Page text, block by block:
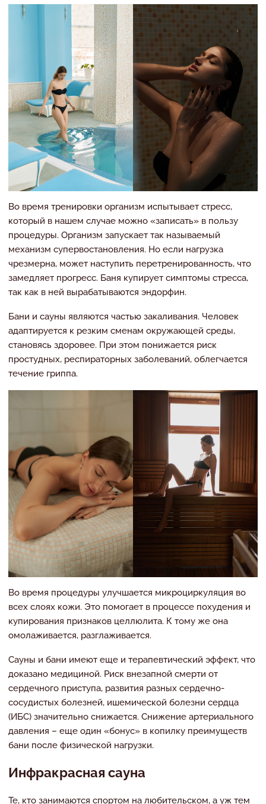
Во время тренировки организм испытывает стресс,
который в нашем случае можно «записать» в пользу
процедуры. Организм запускает так называемый
механизм супервостановления. Но если нагрузка
чрезмерна, может наступить перетренированность, что
замедляет прогресс. Баня купирует симптомы стресса,
так как в ней вырабатываются эндорфин.
Бани и сауны являются частью закаливания. Человек
адаптируется к резким сменам окружающей среды,
становясь здоровее. При этом понижается риск
простудных, респираторных заболеваний, облегчается
течение гриппа.
Во время процедуры улучшается микроциркуляция во
всех слоях кожи. Это помогает в процессе похудения и
купирования признаков целлюлита. К тому же она
омолаживается, разглаживается.
Сауны и бани имеют еще и терапевтический эффект, что
доказано медициной. Риск внезапной смерти от
сердечного приступа, развития разных сердечно-
сосудистых болезней, ишемической болезни сердца
(ИБС) значительно снижается. Снижение артериального
давления – еще один «бонус» в копилку преимуществ
бани после физической нагрузки.
Инфракрасная сауна
Те, кто занимаются спортом на любительском, а уж тем